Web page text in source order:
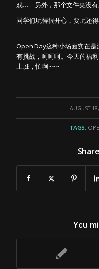
戏…… 另外，那个文件夹没有
同学们玩得很开心，要玩还
Open Day这种小场面实在是
有挑战，呵呵呵。今天的福
上班，忙啊~~~
AUGUST
/
TAGS:
You